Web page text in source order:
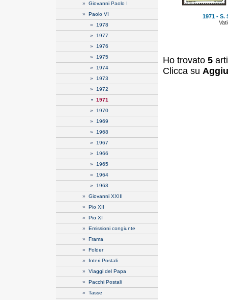
» Giovanni Paolo I
» Paolo VI
» 1978
» 1977
» 1976
» 1975
» 1974
» 1973
» 1972
• 1971
» 1970
» 1969
» 1968
» 1967
» 1966
» 1965
» 1964
» 1963
» Giovanni XXIII
» Pio XII
» Pio XI
» Emissioni congiunte
» Frama
» Folder
» Interi Postali
» Viaggi del Papa
» Pacchi Postali
» Tasse
1971 - S.
Ho trovato 5
Clicca su